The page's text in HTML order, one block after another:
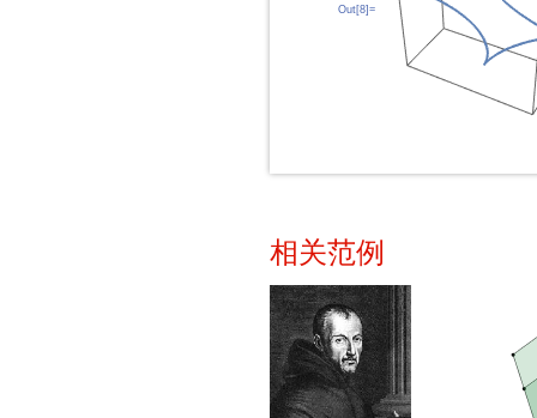
Out[8]=
相关范例